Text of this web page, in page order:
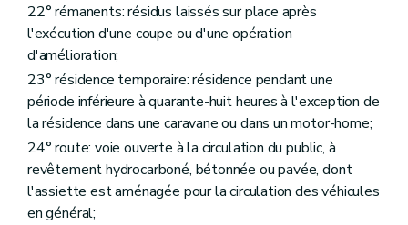
22° rémanents: résidus laissés sur place après
l'exécution d'une coupe ou d'une opération
d'amélioration;
23° résidence temporaire: résidence pendant une
période inférieure à quarante-huit heures à l'exception de
la résidence dans une caravane ou dans un motor-home;
24° route: voie ouverte à la circulation du public, à
revêtement hydrocarboné, bétonnée ou pavée, dont
l'assiette est aménagée pour la circulation des véhicules
en général;